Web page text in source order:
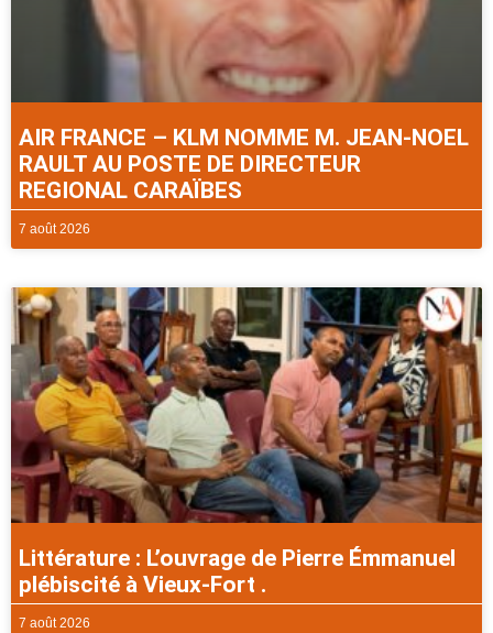
AIR FRANCE – KLM NOMME M. JEAN-NOEL
RAULT AU POSTE DE DIRECTEUR
REGIONAL CARAÏBES
7 août 2026
Littérature : L’ouvrage de Pierre Émmanuel
plébiscité à Vieux-Fort .
7 août 2026